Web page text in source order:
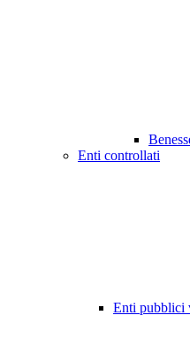
Enti controllati
Enti pubblici